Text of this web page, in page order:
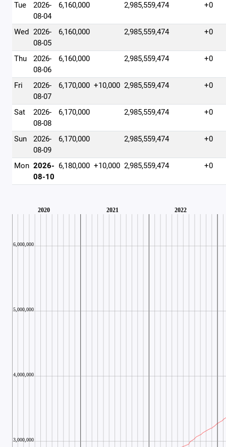
Tue
2026-
08-04
6,160,000 2,985,559,474 +0
Wed 2026-
08-05
6,160,000 2,985,559,474 +0
Thu
2026-
08-06
6,160,000 2,985,559,474 +0
Fri
2026-
08-07
6,170,000 +10,000 2,985,559,474 +0
Sat
2026-
08-08
6,170,000 2,985,559,474 +0
Sun
2026-
08-09
6,170,000 2,985,559,474 +0
Mon 2026-
08-10
6,180,000 +10,000 2,985,559,474 +0